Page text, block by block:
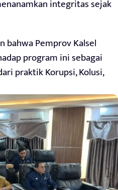
integritas sejak
bahwa Pemprov Kalsel
program ini sebagai
praktik Korupsi, Kolusi,